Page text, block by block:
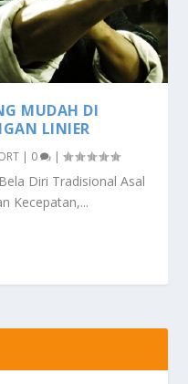
MUDAH DI
LINIER
| 0 |
Diri Tradisional Asal
Kecepatan,...